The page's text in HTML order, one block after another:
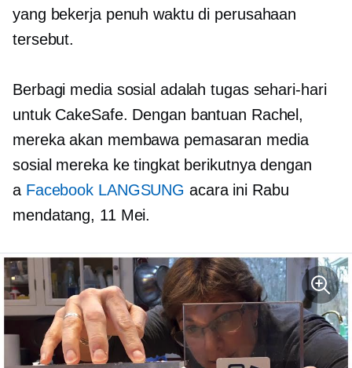
yang bekerja penuh waktu di perusahaan
tersebut.
Berbagi media sosial adalah tugas sehari-hari
untuk CakeSafe. Dengan bantuan Rachel,
mereka akan membawa pemasaran media
sosial mereka ke tingkat berikutnya dengan
a Facebook LANGSUNG acara ini Rabu
mendatang, 11 Mei.